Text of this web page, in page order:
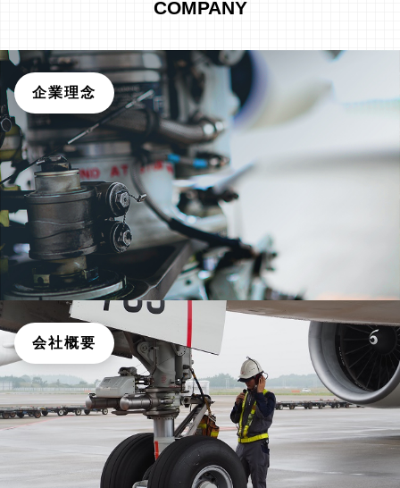
COMPANY
企業理念
会社概要